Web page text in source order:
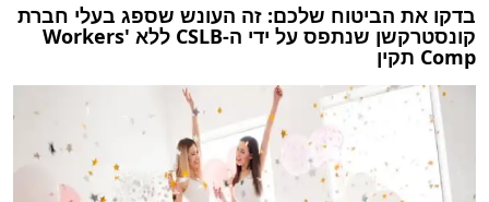
בדקו את הביטוח שלכם: זה העונש שספג בעלי חברת
קונסטרקשן שנתפס על ידי ה-CSLB ללא Workers'
Comp תקין